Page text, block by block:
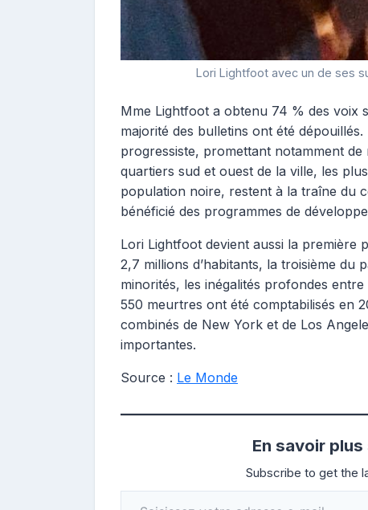
Lori Lightfoot avec un de ses
Mme Lightfoot a obtenu 74 % des voix
majorité des bulletins ont été
progressiste, promettant notamment de
quartiers sud et ouest de la ville, les
population noire, restent à la traîne du
bénéficié des programmes de
Lori Lightfoot devient aussi la première
2,7 millions d’habitants, la troisième du
minorités, les inégalités profondes
550 meurtres ont été comptabilisés en
combinés de New York et de Los
importantes.
Source : Le Monde
En savoir
Subscribe to get the
Saisissez votre adresse e-mail…